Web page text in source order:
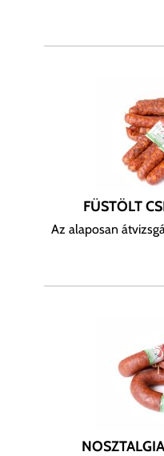
FÜSTÖLT
Az alaposan